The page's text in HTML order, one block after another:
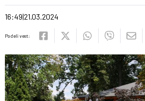
16:49 21.03.2024
Podeli vest: